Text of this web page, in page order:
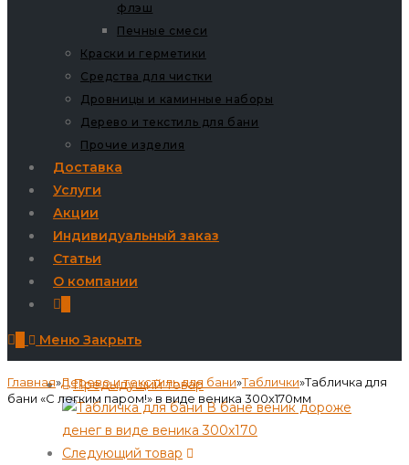
флэш
Печные смеси
Краски и герметики
Средства для чистки
Дровницы и каминные наборы
Дерево и текстиль для бани
Прочие изделия
Доставка
Услуги
Акции
Индивидуальный заказ
Статьи
О компании
Меню Закрыть
Главная»Дерево и текстиль для бани»Таблички»Табличка для
бани «С легким паром!» в виде веника 300х170мм
Предыдущий товар
Следующий товар